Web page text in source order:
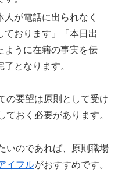
人が電話に出られなく
ております」「本日出
ように在籍の事実を伝
となります。
の要望は原則として受け
おく必要があります。
いのであれば、原則職場
イフルがおすすめです。